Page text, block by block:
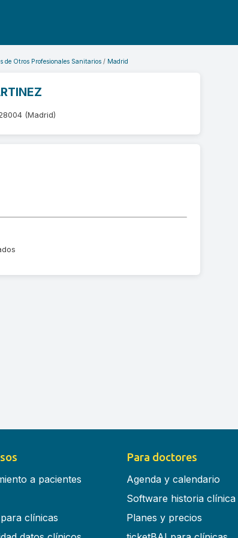
de Otros Profesionales Sanitarios Madrid
(Madrid)
a pacientes
clínicas
Para doctores
Agenda y calendario
Software historia clínica
Planes y precios